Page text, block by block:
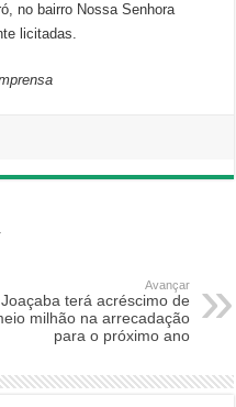
no bairro Nossa Senhora
licitadas.
Avançar
Joaçaba terá acréscimo de
milhão na arrecadação
para o próximo ano